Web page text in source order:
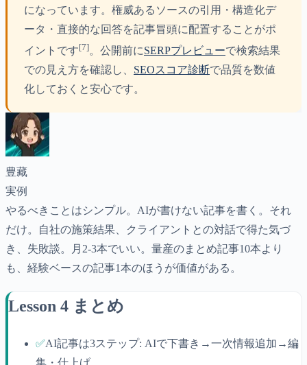
になっています。権威あるソースの引用・構造化デ
ータ・直接的な回答を記事冒頭に配置することがポ
イントです[7]。公開前にSERPプレビューで検索結果
での見え方を確認し、 SEOスコア診断で品質を数値
化しておくと安心です。
豊藏
実例
やるべきことはシンプル。AIが書けない記事を書く。それ
だけ。自社の施策結果、クライアントとの対話で得た気づ
き、失敗談。月2-3本でいい。量産のまとめ記事10本より
も、経験ベースの記事1本のほうが価値がある。
Lesson 4 まとめ
✅AI記事は3ステップ: AIで下書き→一次情報追加→編
集・仕上げ